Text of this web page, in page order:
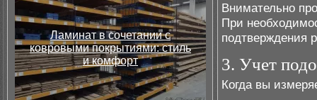
Ламинат в сочетании с
ковровыми покрытиями: стиль
и комфорт
Внимательно
При
подтверждения
3. Учет
Когда вы